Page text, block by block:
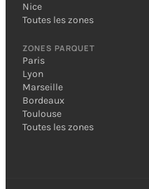
Nice
Toutes les zones
ZONES PARQUET
Paris
Lyon
Marseille
Bordeaux
Toulouse
Toutes les zones